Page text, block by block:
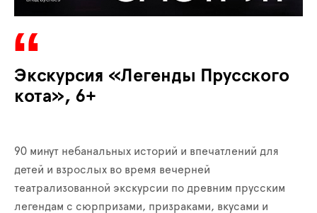
Экскурсия «Легенды Прусского
кота», 6+
90 минут небанальных историй и впечатлений для
детей и взрослых во время вечерней
театрализованной экскурсии по древним прусским
легендам с сюрпризами, призраками, вкусами и